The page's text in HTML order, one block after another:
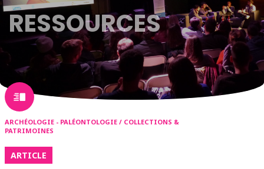
RESSOURCES
ARCHÉOLOGIE - PALÉONTOLOGIE / COLLECTIONS &
PATRIMOINES
ARTICLE